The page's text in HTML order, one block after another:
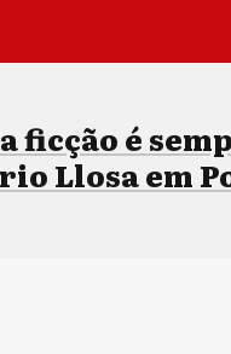
ficção é
Llosa em